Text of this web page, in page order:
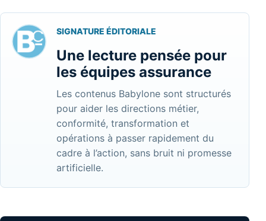
SIGNATURE ÉDITORIALE
Une lecture pensée pour
les équipes assurance
Les contenus Babylone sont structurés
pour aider les directions métier,
conformité, transformation et
opérations à passer rapidement du
cadre à l’action, sans bruit ni promesse
artificielle.